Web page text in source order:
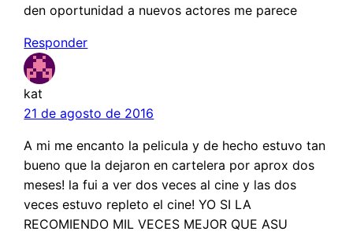
den oportunidad a nuevos actores me parece
Responder
kat
21 de agosto de 2016
A mi me encanto la pelicula y de hecho estuvo tan
bueno que la dejaron en cartelera por aprox dos
meses! la fui a ver dos veces al cine y las dos
veces estuvo repleto el cine! YO SI LA
RECOMIENDO MIL VECES MEJOR QUE ASU